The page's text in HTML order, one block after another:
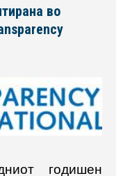
во
годишен